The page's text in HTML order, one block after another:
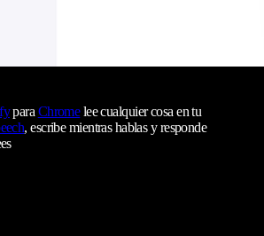
para Chromelee cualquier cosa en tu
, escribe mientras hablas y responde